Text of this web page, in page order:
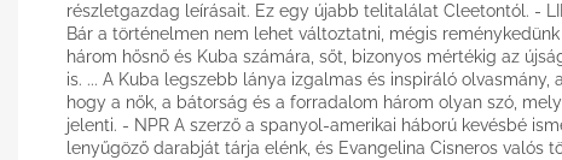
részletgazdag leírásait. Ez egy újabb telitalálat Cleetontól. -
Bár a történelmen nem lehet változtatni, mégis
három hősnő és Kuba számára, sőt, bizonyos mértékig az
is. ... A Kuba legszebb lánya izgalmas és inspiráló olvasmány,
hogy a nők, a bátorság és a forradalom három olyan szó,
jelenti. - NPR A szerző a spanyol-amerikai háború kevésbé
lenyűgöző darabját tárja elénk, és Evangelina Cisneros valós